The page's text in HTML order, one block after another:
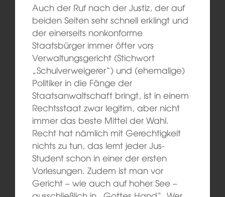
Auch der Ruf nach der Justiz, der auf
beiden Seiten sehr schnell erklingt und
der einerseits nonkonforme
Staatsbürger immer öfter vors
Verwaltungsgericht (Stichwort
„Schulverweigerer“) und (ehemalige)
Politiker in die Fänge der
Staatsanwaltschaft bringt, ist in einem
Rechtsstaat zwar legitim, aber nicht
immer das beste Mittel der Wahl.
Recht hat nämlich mit Gerechtigkeit
nichts zu tun, das lernt jeder Jus-
Student schon in einer der ersten
Vorlesungen. Zudem ist man vor
Gericht – wie auch auf hoher See –